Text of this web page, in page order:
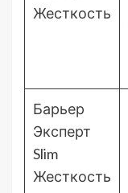
Жесткость
Барьер
Эксперт
Slim
Жесткость